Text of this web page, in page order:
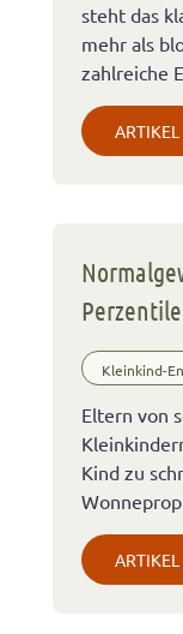
steht das
mehr als
zahlreiche
ARTIKEL
Kleinkind-
Eltern von
Kind zu
ARTIKEL